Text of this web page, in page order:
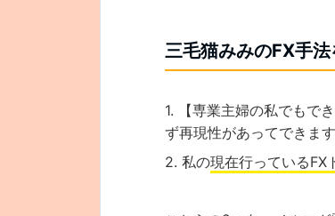
三毛猫みみのFX手
【専業主婦の私でもで
ず再現性があってできま
私の現在行っているFX